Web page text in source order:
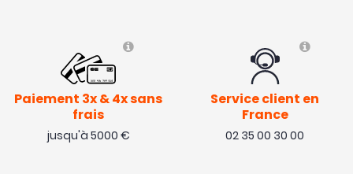
Paiement 3x & 4x sans
frais
jusqu'à 5000 €
Service client en
France
02 35 00 30 00